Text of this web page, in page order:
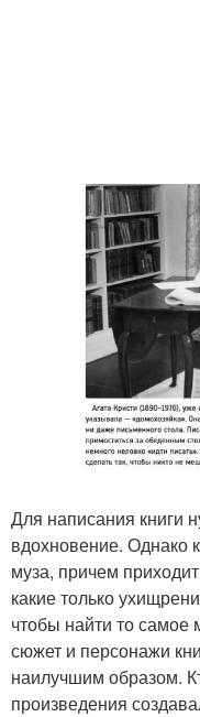
Для написания книги
вдохновение. Однако
муза, причем
какие только
чтобы найти то самое
сюжет и персонажи
наилучшим образом.
произведения